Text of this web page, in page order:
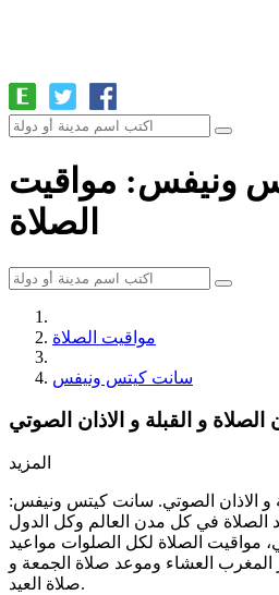
ونيفس: مواقيت
الصلاة
مواقيت الصلاة
سانت كيتس ونيفس
المزيد
و الاذان الصوتي. سانت كيتس ونيفس:
الصلاة في كل مدن العالم وكل الدول
مواقيت الصلاة لكل الصلوات مواعيد
المغرب العشاء وموعد صلاة الجمعة و
صلاة العيد.